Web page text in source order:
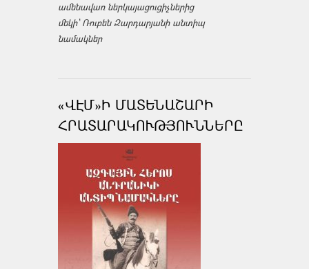
ամենավառ ներկայացուցիչներից
մեկի՝ Ռուբեն Զարդարյանի անտիպ
նամակներ
«ՎԷՄ»Ի ՄԱՏԵՆԱՇԱՐԻ
ՀՐԱՏԱՐԱԿՈՒԹՅՈՒՆՆԵՐԸ